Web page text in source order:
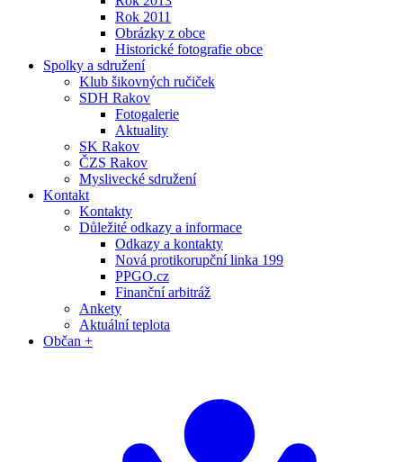
Rok 2011
Obrázky z obce
Historické fotografie obce
Spolky a sdružení
Klub šikovných ručiček
SDH Rakov
Fotogalerie
Aktuality
SK Rakov
ČZS Rakov
Myslivecké sdružení
Kontakt
Kontakty
Důležité odkazy a informace
Odkazy a kontakty
Nová protikorupční linka 199
PPGO.cz
Finanční arbitráž
Ankety
Aktuální teplota
Občan +